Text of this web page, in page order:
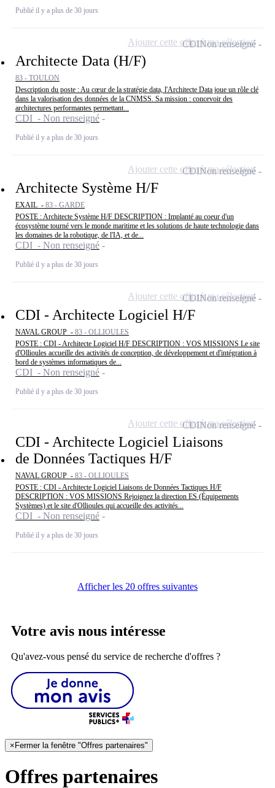
Publié il y a plus de 30 jours
Architecte Data (H/F)
83 - TOULON
Description du poste : Au cœur de la stratégie data, l'Architecte Data joue un rôle clé
dans la valorisation des données de la CNMSS. Sa mission : concevoir des
architectures performantes permettant...
CDI - Non renseigné
Publié il y a plus de 30 jours
CDINon renseigné
Ajouter cette offre à ma sélection
Architecte Système H/F
EXAIL - 83 - GARDE
POSTE : Architecte Système H/F DESCRIPTION : Implanté au coeur d'un
écosystème tourné vers le monde maritime et les solutions de haute technologie dans
les domaines de la robotique, de l'IA, et de...
CDI - Non renseigné
Publié il y a plus de 30 jours
CDINon renseigné
Ajouter cette offre à ma sélection
CDI - Architecte Logiciel H/F
NAVAL GROUP - 83 - OLLIOULES
POSTE : CDI - Architecte Logiciel H/F DESCRIPTION : VOS MISSIONS Le site
d'Ollioules accueille des activités de conception, de développement et d'intégration à
bord de systèmes informatiques de...
CDI - Non renseigné
Publié il y a plus de 30 jours
CDINon renseigné
Ajouter cette offre à ma sélection
CDI - Architecte Logiciel Liaisons
de Données Tactiques H/F
NAVAL GROUP - 83 - OLLIOULES
POSTE : CDI - Architecte Logiciel Liaisons de Données Tactiques H/F
DESCRIPTION : VOS MISSIONS Rejoignez la direction ES (Équipements
Systèmes) et le site d'Ollioules qui accueille des activités...
CDI - Non renseigné
Publié il y a plus de 30 jours
CDINon renseigné
Ajouter cette offre à ma sélection
Afficher les 20 offres suivantes
Votre avis nous intéresse
Qu'avez-vous pensé du service de recherche d'offres ?
× Fermer la fenêtre "Offres partenaires"
Offres partenaires